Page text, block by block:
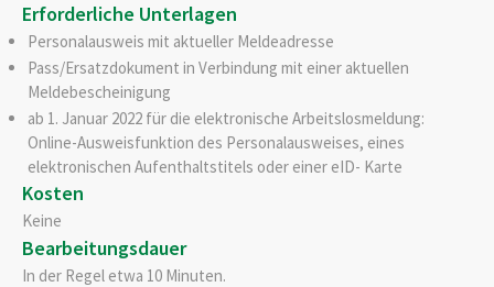
Erforderliche Unterlagen
Personalausweis mit aktueller Meldeadresse
Pass/Ersatzdokument in Verbindung mit einer aktuellen
Meldebescheinigung
ab 1. Januar 2022 für die elektronische Arbeitslosmeldung:
Online-Ausweisfunktion des Personalausweises, eines
elektronischen Aufenthaltstitels oder einer eID- Karte
Kosten
Keine
Bearbeitungsdauer
In der Regel etwa 10 Minuten.